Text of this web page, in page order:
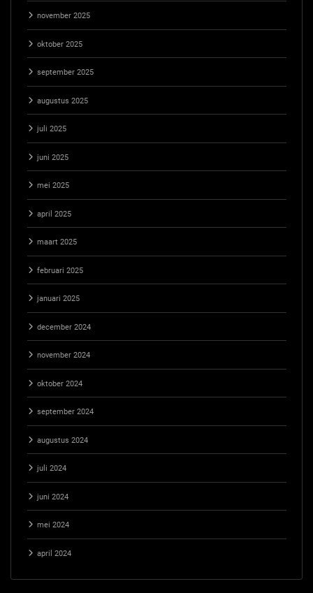
november 2025
oktober 2025
september 2025
augustus 2025
juli 2025
juni 2025
mei 2025
april 2025
maart 2025
februari 2025
januari 2025
december 2024
november 2024
oktober 2024
september 2024
augustus 2024
juli 2024
juni 2024
mei 2024
april 2024